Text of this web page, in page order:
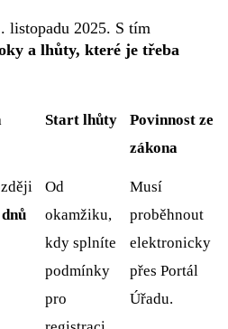
listopadu 2025. S tím
a lhůty, které je třeba
Start lhůty
Povinnost ze
zákona
Od
okamžiku,
kdy splníte
podmínky
pro
Musí
proběhnout
elektronicky
přes Portál
Úřadu.